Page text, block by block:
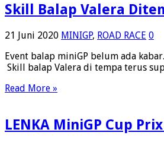
Skill Balap Valera
21 Juni 2020 MINIGP, ROAD RACE 0
Event balap miniGP belum ada
Skill balap Valera di tempa terus
Read More »
LENKA MiniGP Cup